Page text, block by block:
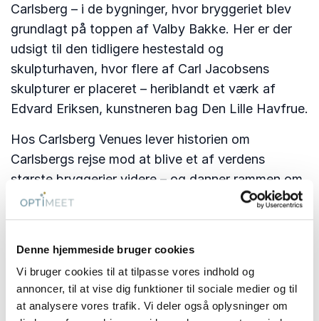
Denne hjemmeside bruger cookies
Vi bruger cookies til at tilpasse vores indhold og
annoncer, til at vise dig funktioner til sociale medier og til
at analysere vores trafik. Vi deler også oplysninger om
Carlsberg – i de bygninger, hvor bryggeriet blev
grundlagt på toppen af Valby Bakke. Her er der
udsigt til den tidligere hestestald og
skulpturhaven, hvor flere af Carl Jacobsens
skulpturer er placeret – heriblandt et værk af
Edvard Eriksen, kunstneren bag Den Lille Havfrue.
Hos Carlsberg Venues lever historien om
Carlsbergs rejse mod at blive et af verdens
største bryggerier videre – og danner rammen om
nye oplevelser.
Giv din oplevelse et ekstra
penselstrøg
Løft dit næste møde med en oplevelse ud over